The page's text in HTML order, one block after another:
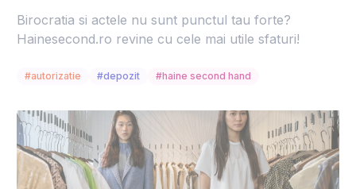
Birocratia si actele nu sunt punctul tau forte?
Hainesecond.ro revine cu cele mai utile sfaturi!
#autorizatie #depozit #haine second hand